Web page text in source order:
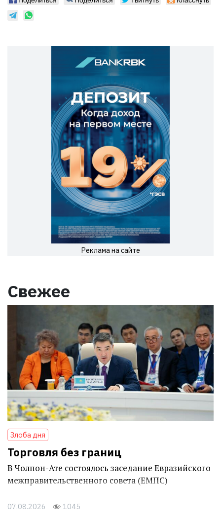
Реклама на сайте
Свежее
Злоба дня
Торговля без границ
В Чолпон-Ате состоялось заседание Евразийского
межправительственного совета (ЕМПС)
07.08.2026 1045